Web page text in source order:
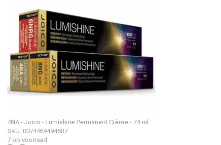
4NA - Joico - Lumishine Permanent Crème - 74 ml
SKU: 0074469494687
7 op voorraad